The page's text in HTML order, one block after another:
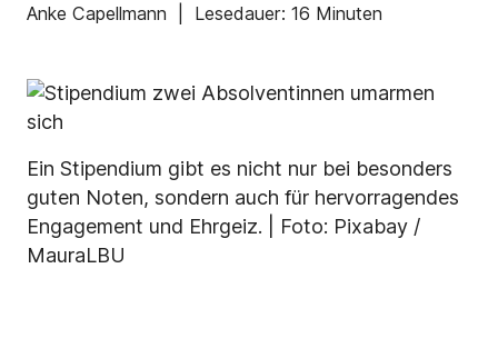
Anke Capellmann | Lesedauer: 16 Minuten
Ein Stipendium gibt es nicht nur bei besonders
guten Noten, sondern auch für hervorragendes
Engagement und Ehrgeiz. | Foto: Pixabay /
MauraLBU